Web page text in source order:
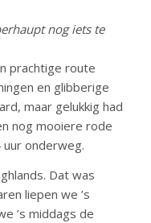
nog iets te
prachtige route
en glibberige
maar gelukkig had
nog mooiere rode
onderweg.
Dat was
liepen we ’s
’s middags de